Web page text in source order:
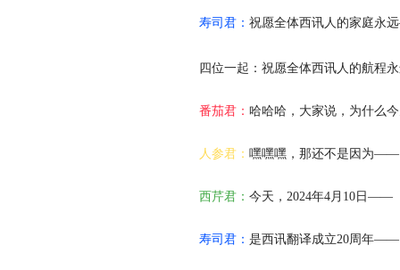
寿司君： 祝愿全体西讯人的家庭永
四位一起：祝愿全体西讯人的航程
番茄君： 哈哈哈，大家说，为什么
人参君： 嘿嘿嘿，那还不是因为——
西芹君： 今天，2024年4月10日——
寿司君： 是西讯翻译成立20周年——